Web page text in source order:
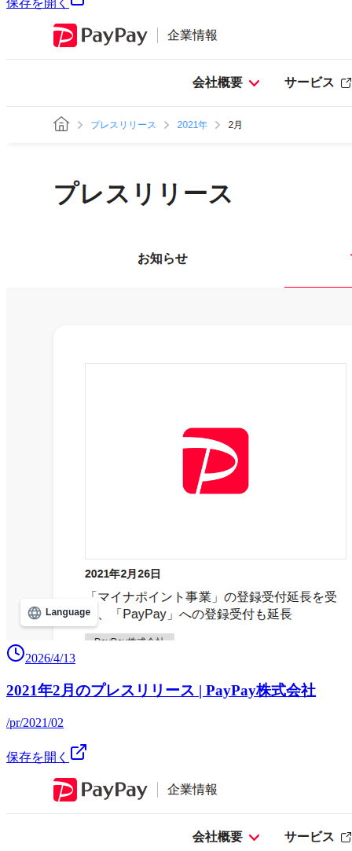
保存を開く
2026/4/13
2021年2月のプレスリリース | PayPay株式会社
/pr/2021/02
保存を開く